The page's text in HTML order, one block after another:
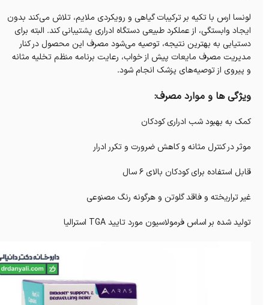
لونسا ارس با تکیه بر ترکیبات گیاهی و رویکردی ملایم، تلاش می‌کند بدون
ایجاد وابستگی، از عملکرد طبیعی دستگاه ادراری پشتیبانی کند. البته برای
دستیابی به بهترین نتیجه، توصیه می‌شود مصرف این محصول در کنار
مدیریت مصرف مایعات پیش از خواب، رعایت برنامه منظم تخلیه مثانه
و پیروی از توصیه‌های پزشک انجام شود.
ویژگی ها و موارد مصرف:
کمک به بهبود شب ادراری کودکان
موثر در کنترل مثانه و کاهش ضرورت و تکرر ادرار
قابل استفاده برای کودکان بالای 6 سال
غیر تراریخته و فاقد گلوتن و هرگونه رنگ مصنوعی
تولید شده بر اساس فرمولاسیون مورد تایید TGA استرالیا